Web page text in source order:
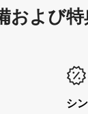
および特⁠
シ